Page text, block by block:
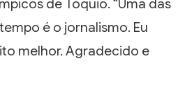
de Tóquio. “Uma das
é o jornalismo. Eu
melhor. Agradecido e